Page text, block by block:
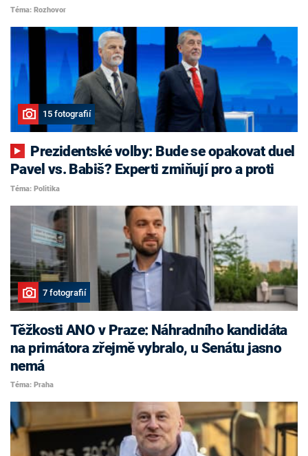
Téma: Rozhovor
15 fotografií
Pavel vs. Babiš? Experti zmiňují pro a proti
Téma: Politika
7 fotografií
Těžkosti ANO v Praze: Náhradního kandidáta
na primátora zřejmě vybralo, u Senátu jasno
nemá
Téma: Praha